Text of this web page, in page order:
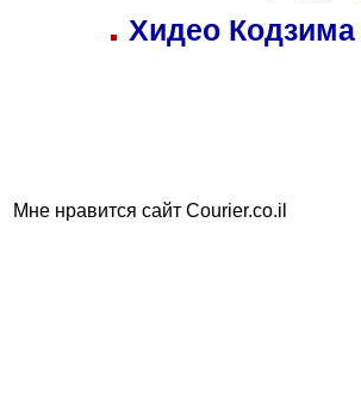
Хидео
Мне нравится сайт Courier.co.il